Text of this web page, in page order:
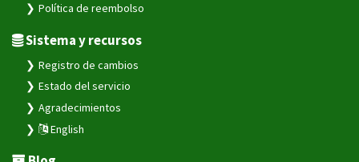
Política de reembolso
Sistema y recursos
Registro de cambios
Estado del servicio
Agradecimientos
English